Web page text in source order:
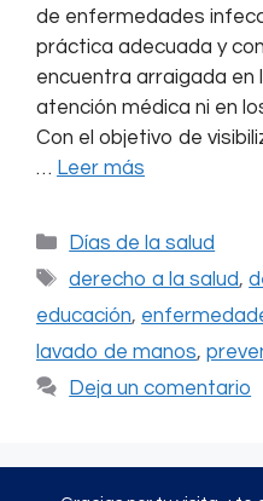
de enfermedades
práctica adecuada y
encuentra arraigada en
atención médica ni en
Con el objetivo de
… Leer más
Categorías
Días de la salud
Etiquetas
derecho a la salud,
educación,
lavado de manos,
Deja un comentario